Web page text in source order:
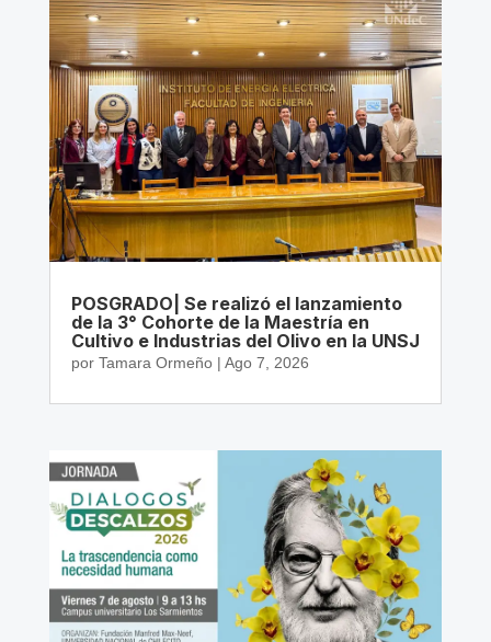
POSGRADO| Se realizó el lanzamiento
de la 3° Cohorte de la Maestría en
Cultivo e Industrias del Olivo en la UNSJ
por Tamara Ormeño| Ago 7, 2026